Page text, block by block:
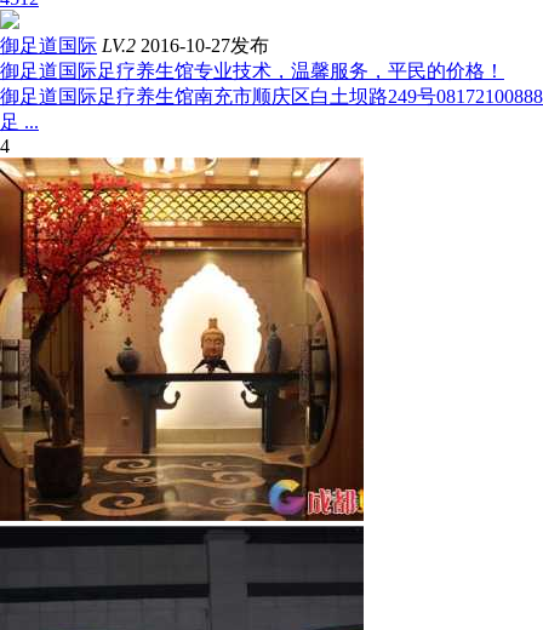
御足道国际 LV.2 2016-10-27发布
御足道国际足疗养生馆专业技术，温馨服务，平民的价格！
御足道国际足疗养生馆南充市顺庆区白土坝路249号08172100888
足 ...
4